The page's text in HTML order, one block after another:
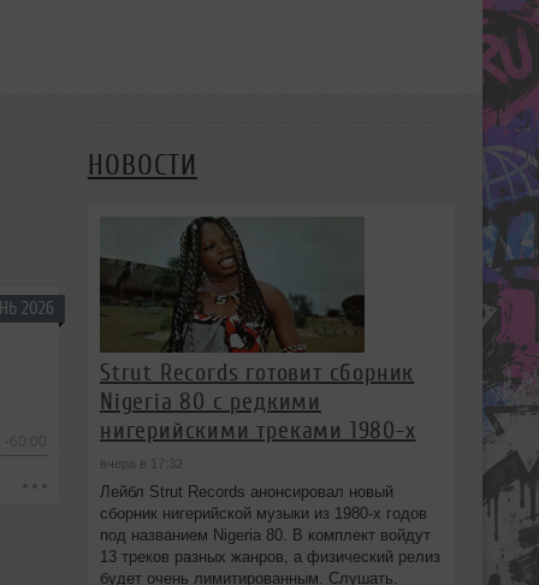
2026
-60:00
НОВОСТИ
Strut Records готовит сборник
Nigeria 80 с редкими
нигерийскими треками 1980-х
вчера в 17:32
Лейбл Strut Records анонсировал новый
сборник нигерийской музыки из 1980-х годов
под названием Nigeria 80. В комплект войдут
13 треков разных жанров, а физический релиз
будет очень лимитированным. Слушать.